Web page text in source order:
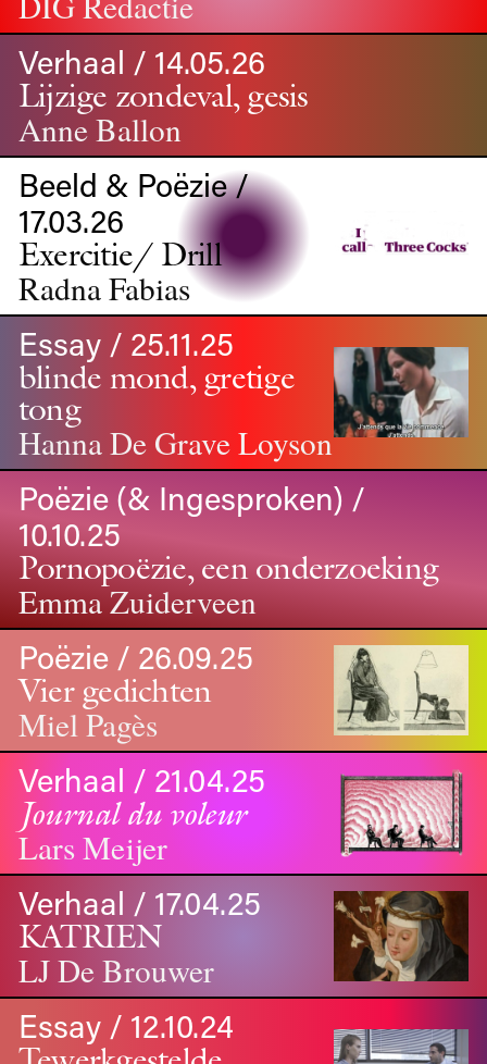
Verhaal / 14.05.26
Lijzige zondeval, gesis
Anne Ballon
Beeld & Poëzie /
17.03.26
Exercitie/ Drill
Radna Fabias
Essay / 25.11.25
blinde mond, gretige
tong
Hanna De Grave Loyson
Poëzie (& Ingesproken) /
10.10.25
Pornopoëzie, een onderzoeking
Emma Zuiderveen
Poëzie / 26.09.25
Vier gedichten
Miel Pagès
Verhaal / 21.04.25
Journal du voleur
Lars Meijer
Verhaal / 17.04.25
KATRIEN
LJ De Brouwer
Essay / 12.10.24